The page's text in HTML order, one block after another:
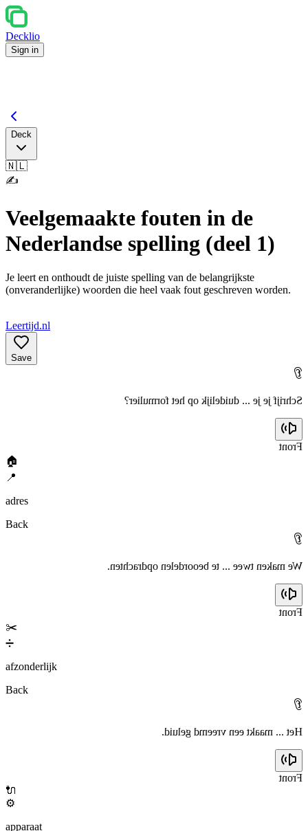
Decklio
Sign in
Deck
🇳🇱
✍️
Veelgemaakte fouten in de
Nederlandse spelling (deel 1)
Je leert en onthoudt de juiste spelling van de belangrijkste
(onveranderlijke) woorden die heel vaak fout geschreven worden.
Leertijd.nl
Save
👂
Schrijf je je ... duidelijk op het formulier?
Front
🏠
📍
adres
Back
👂
We maken twee ... te beoordelen opdrachten.
Front
✂️
➗
afzonderlijk
Back
👂
Het ... maakt een vreemd geluid.
Front
🔌
⚙️
apparaat